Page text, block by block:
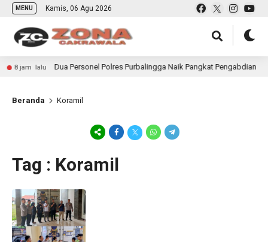
MENU Kamis, 06 Agu 2026
8 jam lalu Dua Personel Polres Purbalingga Naik Pangkat Pengabdian
Beranda Koramil
Tag : Koramil